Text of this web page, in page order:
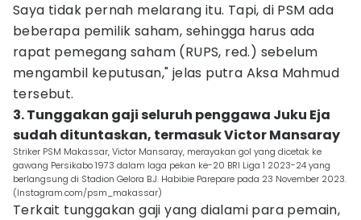
Saya tidak pernah melarang itu. Tapi, di PSM ada
beberapa pemilik saham, sehingga harus ada
rapat pemegang saham (RUPS, red.) sebelum
mengambil keputusan," jelas putra Aksa Mahmud
tersebut.
3. Tunggakan gaji seluruh penggawa Juku Eja
sudah dituntaskan, termasuk Victor Mansaray
Striker PSM Makassar, Victor Mansaray, merayakan gol yang dicetak ke
gawang Persikabo 1973 dalam laga pekan ke-20 BRI Liga 1 2023-24 yang
berlangsung di Stadion Gelora B.J. Habibie Parepare pada 23 November 2023.
(Instagram.com/psm_makassar)
Terkait tunggakan gaji yang dialami para pemain,